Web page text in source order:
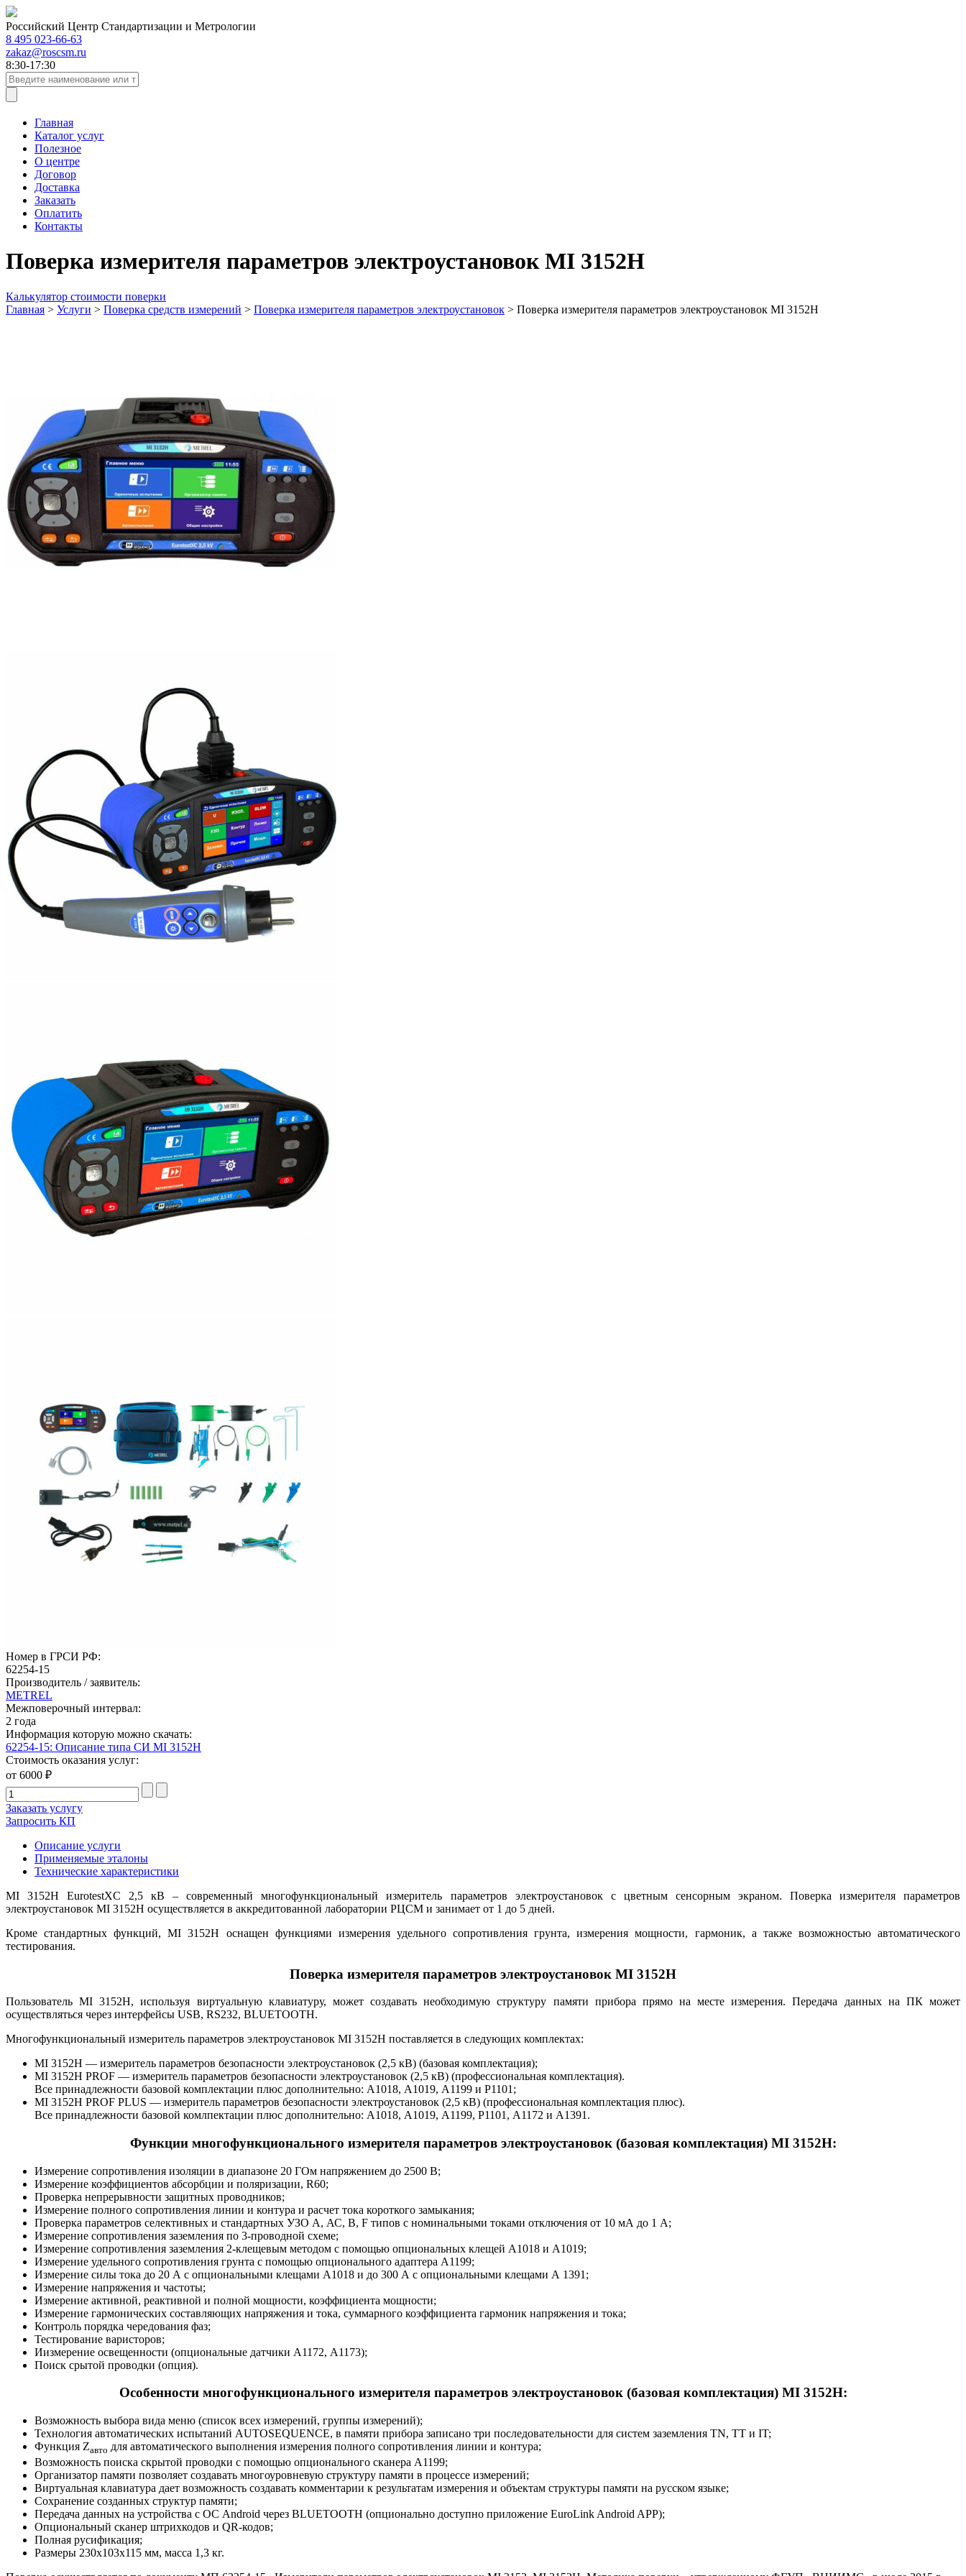
Российский Центр Стандартизации и Метрологии
8 495 023-66-63
zakaz@roscsm.ru
8:30-17:30
Главная
Каталог услуг
Полезное
О центре
Договор
Доставка
Заказать
Оплатить
Контакты
Поверка измерителя параметров электроустановок MI 3152H
Калькулятор стоимости поверки
Главная > Услуги > Поверка средств измерений > Поверка измерителя параметров электроустановок > Поверка измерителя параметров электроустановок MI 3152H
Номер в ГРСИ РФ:
62254-15
Производитель / заявитель:
METREL
Межповерочный интервал:
2 года
Информация которую можно скачать:
62254-15: Описание типа СИ MI 3152H
Стоимость оказания услуг:
от 6000 ₽
Заказать услугу
Запросить КП
Описание услуги
Применяемые эталоны
Технические характеристики
MI 3152H EurotestXC 2,5 кВ – современный многофункциональный измеритель параметров электроустановок с цветным сенсорным экраном. Поверка измерителя параметров
электроустановок MI 3152H осуществляется в аккредитованной лаборатории РЦСМ и занимает от 1 до 5 дней.
Кроме стандартных функций, MI 3152H оснащен функциями измерения удельного сопротивления грунта, измерения мощности, гармоник, а также возможностью автоматического
тестирования.
Поверка измерителя параметров электроустановок MI 3152H
Пользователь MI 3152H, используя виртуальную клавиатуру, может создавать необходимую структуру памяти прибора прямо на месте измерения. Передача данных на ПК может
осуществляться через интерфейсы USB, RS232, BLUETOOTH.
Многофункциональный измеритель параметров электроустановок MI 3152H поставляется в следующих комплектах:
MI 3152H — измеритель параметров безопасности электроустановок (2,5 кВ) (базовая комплектация);
MI 3152H PROF — измеритель параметров безопасности электроустановок (2,5 кВ) (профессиональная комплектация).
Все принадлежности базовой комплектации плюс дополнительно: A1018, A1019, A1199 и P1101;
MI 3152H PROF PLUS — измеритель параметров безопасности электроустановок (2,5 кВ) (профессиональная комплектация плюс).
Все принадлежности базовой комлпектации плюс дополнительно: A1018, A1019, A1199, P1101, A1172 и A1391.
Функции многофункционального измерителя параметров электроустановок (базовая комплектация) MI 3152H:
Измерение сопротивления изоляции в диапазоне 20 ГОм напряжением до 2500 В;
Измерение коэффициентов абсорбции и поляризации, R60;
Проверка непрерывности защитных проводников;
Измерение полного сопротивления линии и контура и расчет тока короткого замыкания;
Проверка параметров селективных и стандартных УЗО А, АС, B, F типов с номинальными токами отключения от 10 мА до 1 А;
Измерение сопротивления заземления по 3-проводной схеме;
Измерение сопротивления заземления 2-клещевым методом с помощью опциональных клещей А1018 и А1019;
Измерение удельного сопротивления грунта с помощью опционального адаптера А1199;
Измерение силы тока до 20 А с опциональными клещами А1018 и до 300 А с опциональными клещами А 1391;
Измерение напряжения и частоты;
Измерение активной, реактивной и полной мощности, коэффициента мощности;
Измерение гармонических составляющих напряжения и тока, суммарного коэффициента гармоник напряжения и тока;
Контроль порядка чередования фаз;
Тестирование варисторов;
Иизмерение освещенности (опциональные датчики А1172, А1173);
Поиск срытой проводки (опция).
Особенности многофункционального измерителя параметров электроустановок (базовая комплектация) MI 3152H:
Возможность выбора вида меню (список всех измерений, группы измерений);
Технология автоматических испытаний AUTOSEQUENCE, в памяти прибора записано три последовательности для систем заземления TN, TT и IT;
Функция Zавто для автоматического выполнения измерения полного сопротивления линии и контура;
Возможность поиска скрытой проводки с помощью опционального сканера А1199;
Организатор памяти позволяет создавать многоуровневую структуру памяти в процессе измерений;
Виртуальная клавиатура дает возможность создавать комментарии к результатам измерения и объектам структуры памяти на русском языке;
Сохранение созданных структур памяти;
Передача данных на устройства с ОС Android через BLUETOOTH (опционально доступно приложение EuroLink Android APP);
Опциональный сканер штрихкодов и QR-кодов;
Полная русификация;
Размеры 230х103х115 мм, масса 1,3 кг.